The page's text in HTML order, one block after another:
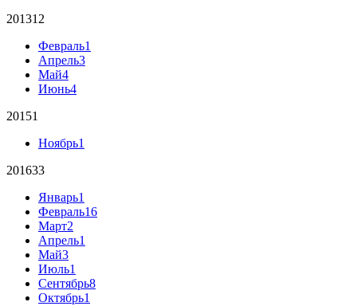
201312
Февраль1
Апрель3
Май4
Июнь4
20151
Ноябрь1
201633
Январь1
Февраль16
Март2
Апрель1
Май3
Июль1
Сентябрь8
Октябрь1